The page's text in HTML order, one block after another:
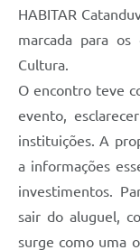
Diário Oficial
Editais
HABITAR
marcada para
Cultura.
O encontro teve
evento,
instituições. A
a informações
investimentos.
sair do aluguel,
surge como uma